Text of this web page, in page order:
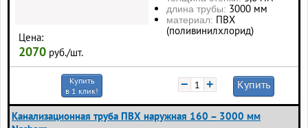
Цена:
2070 руб./шт.
длина трубы: 3000 мм
материал: ПВХ
(поливинилхлорид)
Купить
в 1 клик!
− + Купить
Канализационная труба ПВХ наружная 160 – 3000 мм